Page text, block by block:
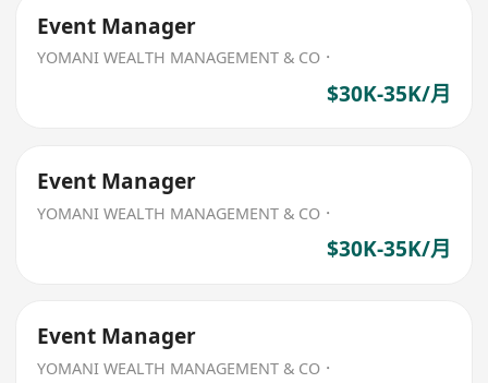
Event Manager
YOMANI WEALTH MANAGEMENT & CO．
$30K-35K/月
Event Manager
YOMANI WEALTH MANAGEMENT & CO．
$30K-35K/月
Event Manager
YOMANI WEALTH MANAGEMENT & CO．